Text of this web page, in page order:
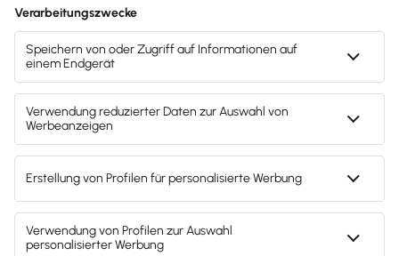
Mach's dir leicht und gib deinem Business den
entscheidenden Push – mit unserer Software für
Buchhaltung & Lohn.